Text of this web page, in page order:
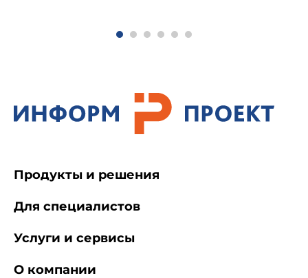
Продукты и решения
Для специалистов
Услуги и сервисы
О компании